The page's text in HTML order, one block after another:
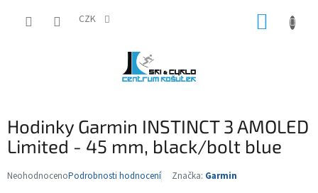
CZK
Hodinky Garmin INSTINCT 3 AMOLED
Limited - 45 mm, black/bolt blue
Průměrné
NeohodnocenoPodrobnosti hodnocení Značka: Garmin